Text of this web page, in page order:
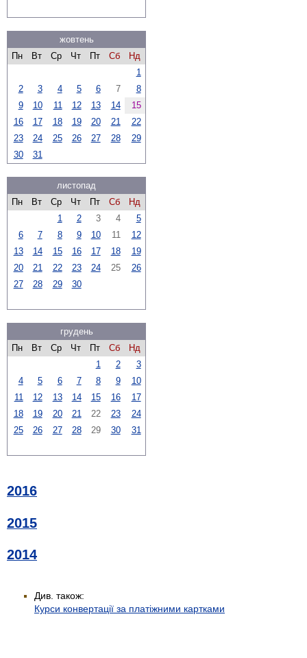
жовтень
Пн
Вт Ср Чт Пт Сб
Нд
1
2
3 4 5 6 7
8
9
10 11 12 13 14
15
16
17 18 19 20 21
22
23
24 25 26 27 28
29
30
31
листопад
Пн
Вт Ср Чт Пт Сб
Нд
1
2 3 4
5
6
7 8 9 10 11
12
13
14 15 16 17 18
19
20
21 22 23 24 25
26
27
28 29 30
грудень
Пн
Вт Ср Чт Пт Сб
Нд
1
2
3
4
5 6 7 8 9
10
11
12 13 14 15 16
17
18
19 20 21 22 23
24
25
26 27 28 29 30 31
2016
2015
2014
Див. також:
Курси конвертації за платіжними картками